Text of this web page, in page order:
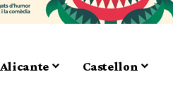
Alicante Castellon